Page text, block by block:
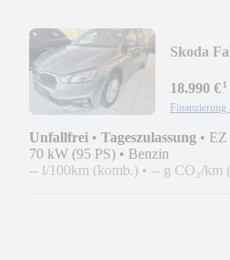
Skoda
Garan
18.990 €¹
Finanzierung
Unfallfrei • Tageszulassung • EZ
70 kW (95 PS) • Benzin
-- l/100km (komb.) • -- g CO₂/km